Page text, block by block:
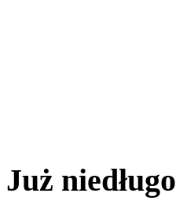
Już niedługo